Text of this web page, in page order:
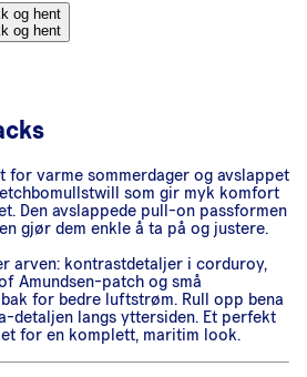
og hent
og hent
for varme sommerdager og avslappet
som gir myk komfort
Den avslappede pull-on passformen
gjør dem enkle å ta på og justere.
arven: kontrastdetaljer i corduroy,
Amundsen-patch og små
for bedre luftstrøm. Rull opp bena
detaljen langs yttersiden. Et perfekt
for en komplett, maritim look.